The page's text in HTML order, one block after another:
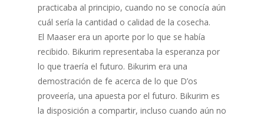
practicaba al principio, cuando no se conocía aún
cuál sería la cantidad o calidad de la cosecha.
El Maaser era un aporte por lo que se había
recibido. Bikurim representaba la esperanza por
lo que traería el futuro. Bikurim era una
demostración de fe acerca de lo que D’os
proveería, una apuesta por el futuro. Bikurim es
la disposición a compartir, incluso cuando aún no